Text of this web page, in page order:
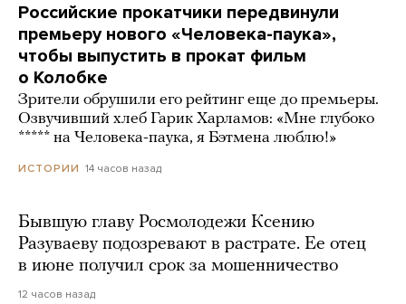
Российские прокатчики передвинули
премьеру нового «Человека-паука»,
чтобы выпустить в прокат фильм
о Колобке
Зрители обрушили его рейтинг еще до премьеры.
Озвучивший хлеб Гарик Харламов: «Мне глубоко
***** на Человека-паука, я Бэтмена люблю!»
ИСТОРИИ 14 часов назад
Бывшую главу Росмолодежи Ксению
Разуваеву подозревают в растрате. Ее отец
в июне получил срок за мошенничество
12 часов назад